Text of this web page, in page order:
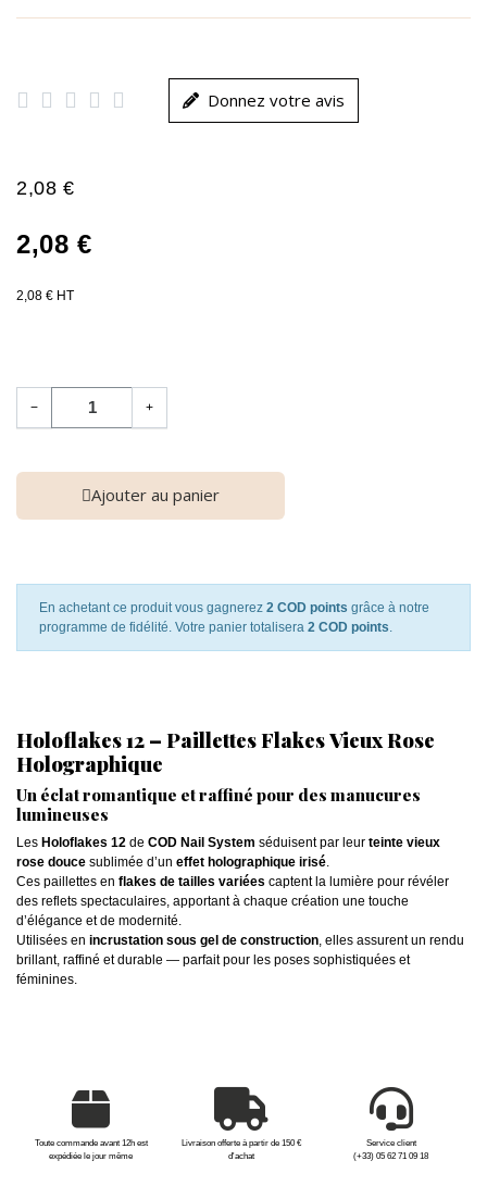
     Donnez votre avis
2,08 €
2,08 €
2,08 € HT
− +
Ajouter au panier
En achetant ce produit vous gagnerez 2 COD points grâce à notre
programme de fidélité. Votre panier totalisera 2 COD points.
Holoflakes 12 – Paillettes Flakes Vieux Rose
Holographique
Un éclat romantique et raffiné pour des manucures
lumineuses
Les Holoflakes 12 de COD Nail System séduisent par leur teinte vieux
rose douce sublimée d’un effet holographique irisé.
Ces paillettes en flakes de tailles variées captent la lumière pour révéler
des reflets spectaculaires, apportant à chaque création une touche
d’élégance et de modernité.
Utilisées en incrustation sous gel de construction, elles assurent un rendu
brillant, raffiné et durable — parfait pour les poses sophistiquées et
féminines.
Toute commande avant 12h est
expédiée le jour même
Livraison offerte à partir de 150 €
d'achat
Service client
(+33) 05 62 71 09 18